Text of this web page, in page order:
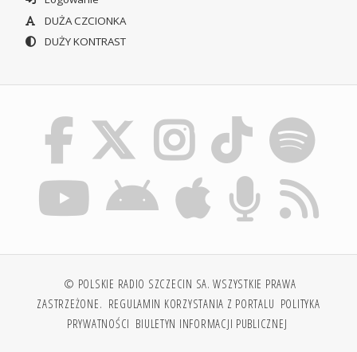
DUŻA CZCIONKA
DUŻY KONTRAST
© POLSKIE RADIO SZCZECIN SA. WSZYSTKIE PRAWA
ZASTRZEŻONE. REGULAMIN KORZYSTANIA Z PORTALU POLITYKA
PRYWATNOŚCI BIULETYN INFORMACJI PUBLICZNEJ